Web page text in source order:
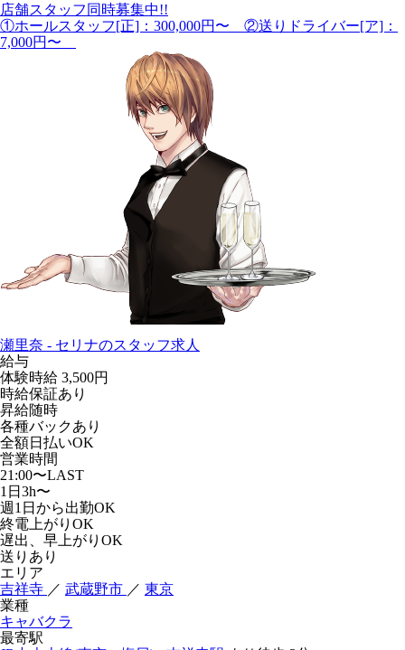
店舗スタッフ同時募集中!!
①ホールスタッフ[正]：300,000円〜 ②送りドライバー[ア]：
7,000円〜
瀬里奈 - セリナのスタッフ求人
給与
体験時給 3,500円
時給保証あり
昇給随時
各種バックあり
全額日払いOK
営業時間
21:00〜LAST
1日3h〜
週1日から出勤OK
終電上がりOK
遅出、早上がりOK
送りあり
エリア
吉祥寺 ／ 武蔵野市 ／ 東京
業種
キャバクラ
最寄駅